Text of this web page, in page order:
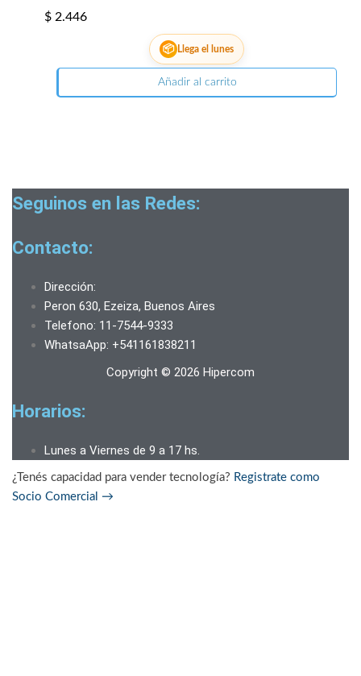
$ 2.446
📦 Llega el lunes
Añadir al carrito
Seguinos en las Redes:
Contacto:
Dirección:
Peron 630, Ezeiza, Buenos Aires
Telefono: 11-7544-9333
WhatsaApp: +541161838211
Copyright © 2026 Hipercom
Horarios:
Lunes a Viernes de 9 a 17 hs.
¿Tenés capacidad para vender tecnología? Registrate como
Socio Comercial →